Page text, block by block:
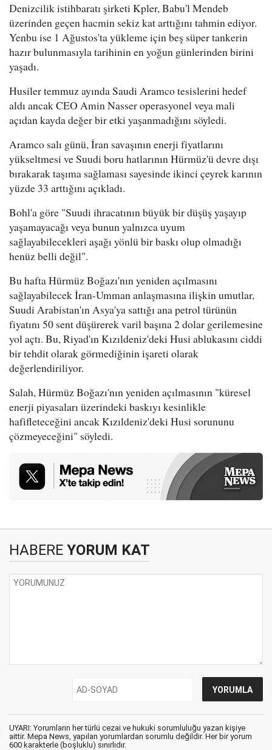
Denizcilik istihbaratı şirketi Kpler, Babu'l Mendeb
üzerinden geçen hacmin sekiz kat arttığını tahmin ediyor.
Yenbu ise 1 Ağustos'ta yükleme için beş süper tankerin
hazır bulunmasıyla tarihinin en yoğun günlerinden birini
yaşadı.
Husiler temmuz ayında Saudi Aramco tesislerini hedef
aldı ancak CEO Amin Nasser operasyonel veya mali
açıdan kayda değer bir etki yaşanmadığını söyledi.
Aramco salı günü, İran savaşının enerji fiyatlarını
yükseltmesi ve Suudi boru hatlarının Hürmüz'ü devre dışı
bırakarak taşıma sağlaması sayesinde ikinci çeyrek karının
yüzde 33 arttığını açıkladı.
Bohl'a göre "Suudi ihracatının büyük bir düşüş yaşayıp
yaşamayacağı veya bunun yalnızca uyum
sağlayabilecekleri aşağı yönlü bir baskı olup olmadığı
henüz belli değil".
Bu hafta Hürmüz Boğazı'nın yeniden açılmasını
sağlayabilecek İran-Umman anlaşmasına ilişkin umutlar,
Suudi Arabistan'ın Asya'ya sattığı ana petrol türünün
fiyatını 50 sent düşürerek varil başına 2 dolar gerilemesine
yol açtı. Bu, Riyad'ın Kızıldeniz'deki Husi ablukasını ciddi
bir tehdit olarak görmediğinin işareti olarak
değerlendiriliyor.
Salah, Hürmüz Boğazı'nın yeniden açılmasının "küresel
enerji piyasaları üzerindeki baskıyı kesinlikle
hafifleteceğini ancak Kızıldeniz'deki Husi sorununu
çözmeyeceğini" söyledi.
HABERE YORUM KAT
UYARI: Yorumların her türlü cezai ve hukuki sorumluluğu yazan kişiye
aittir. Mepa News, yapılan yorumlardan sorumlu değildir. Her bir yorum
600 karakterle (boşluklu) sınırlıdır.